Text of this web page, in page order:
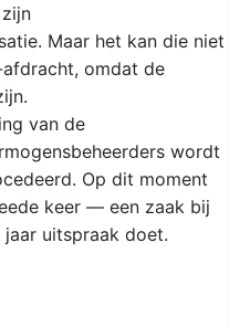
Maar het kan die niet
omdat de
van de
wordt
Op dit moment
keer — een zaak bij
uitspraak doet.